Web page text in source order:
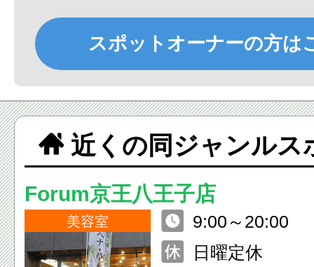
スポットオーナーの方は
近くの同ジャンルス
Forum京王八王子店
美容室
9:00～20:00
日曜定休